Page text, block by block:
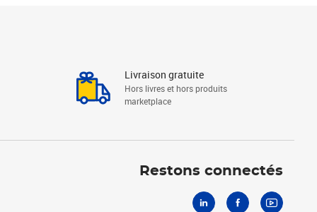
Livraison gratuite
Hors livres et hors produits
marketplace
Restons connectés